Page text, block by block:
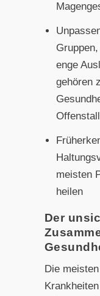
enge
gehören
meisten
heilen
Der
Die